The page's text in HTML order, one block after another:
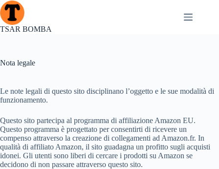
Salta
al
contenuto
TSAR BOMBA
Nota legale
Le note legali di questo sito disciplinano l’oggetto e le sue modalità di
funzionamento.
Questo sito partecipa al programma di affiliazione Amazon EU.
Questo programma è progettato per consentirti di ricevere un
compenso attraverso la creazione di collegamenti ad Amazon.fr. In
qualità di affiliato Amazon, il sito guadagna un profitto sugli acquisti
idonei. Gli utenti sono liberi di cercare i prodotti su Amazon se
decidono di non passare attraverso questo sito.